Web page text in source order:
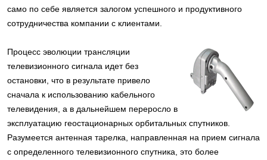
само по себе является залогом успешного и продуктивного
сотрудничества компании с клиентами.
Процесс эволюции трансляции
телевизионного сигнала идет без
остановки, что в результате привело
сначала к использованию кабельного
телевидения, а в дальнейшем переросло в
эксплуатацию геостационарных орбитальных спутников.
Разумеется антенная тарелка, направленная на прием сигнала
с определенного телевизионного спутника, это более